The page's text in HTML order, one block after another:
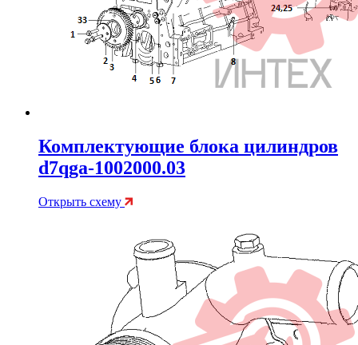
Комплектующие блока цилиндров
d7qga-1002000.03
Открыть схему